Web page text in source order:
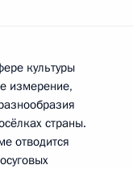
культуры
измерение,
страны.
отводится